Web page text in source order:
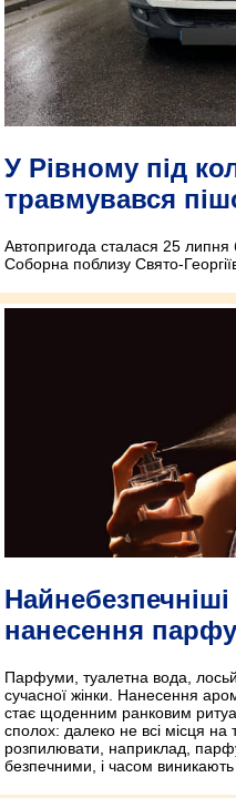
У Рівному під
травмувався
Автопригода сталася 25 липня
Соборна поблизу Свято-
нанесення
Парфуми, туалетна вода,
сучасної жінки. Нанесення
стає щоденним ранковим
сполох: далеко не всі місця на
розпилювати, наприклад,
безпечними, і часом виникають